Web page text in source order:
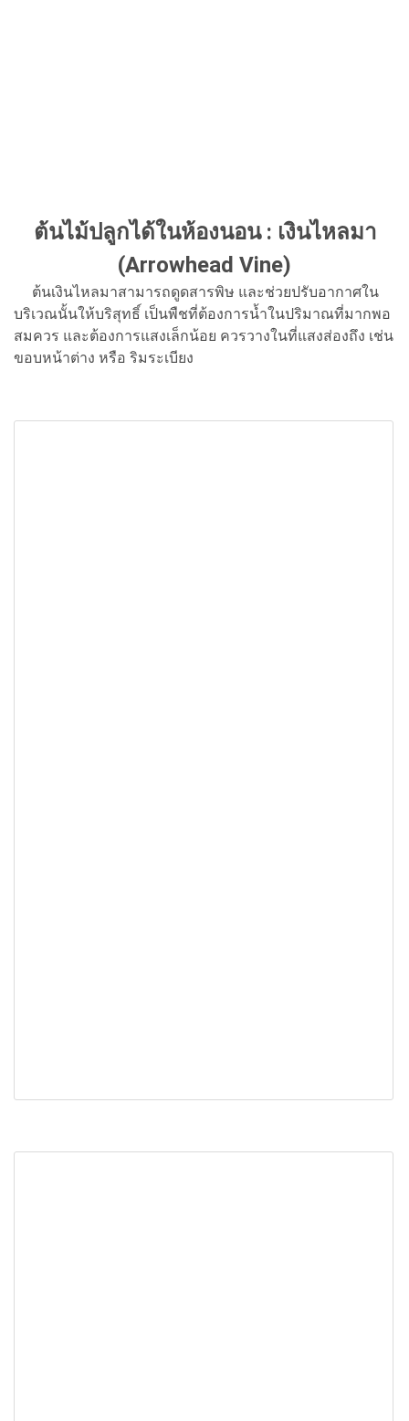
ต้นไม้ปลูกได้ในห้องนอน : เงินไหลมา
(Arrowhead Vine)
ต้นเงินไหลมาสามารถดูดสารพิษ และช่วยปรับอากาศใน
บริเวณนั้นให้บริสุทธิ์ เป็นพืชที่ต้องการน้ำในปริมาณที่มากพอ
สมควร และต้องการแสงเล็กน้อย ควรวางในที่แสงส่องถึง เช่น
ขอบหน้าต่าง หรือ ริมระเบียง